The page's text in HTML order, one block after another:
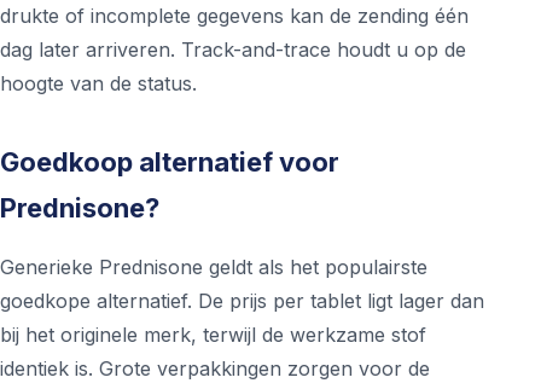
drukte of incomplete gegevens kan de zending één
dag later arriveren. Track-and-trace houdt u op de
hoogte van de status.
Goedkoop alternatief voor
Prednisone?
Generieke Prednisone geldt als het populairste
goedkope alternatief. De prijs per tablet ligt lager dan
bij het originele merk, terwijl de werkzame stof
identiek is. Grote verpakkingen zorgen voor de